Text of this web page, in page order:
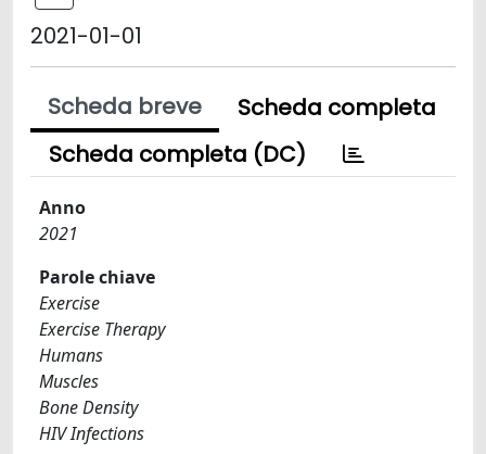
2021-01-01
Scheda breve
Scheda completa
Scheda completa (DC)
Anno
2021
Parole chiave
Exercise
Exercise Therapy
Humans
Muscles
Bone Density
HIV Infections